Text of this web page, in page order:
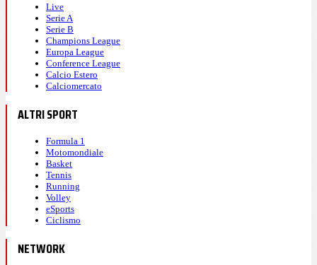
Live
Serie A
Serie B
Champions League
Europa League
Conference League
Calcio Estero
Calciomercato
ALTRI SPORT
Formula 1
Motomondiale
Basket
Tennis
Running
Volley
eSports
Ciclismo
NETWORK